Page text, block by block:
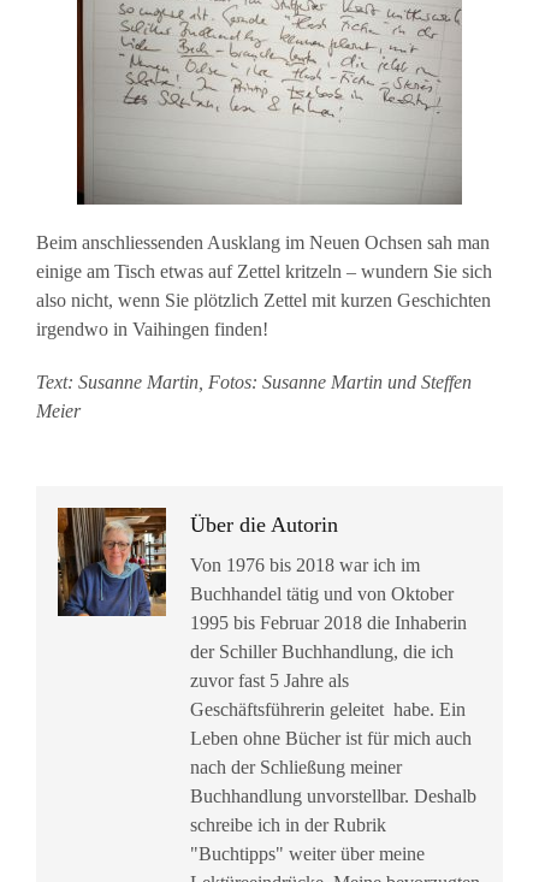
Beim anschliessenden Ausklang im Neuen Ochsen sah man
einige am Tisch etwas auf Zettel kritzeln – wundern Sie sich
also nicht, wenn Sie plötzlich Zettel mit kurzen Geschichten
irgendwo in Vaihingen finden!
Text: Susanne Martin, Fotos: Susanne Martin und Steffen
Meier
Über die Autorin
Von 1976 bis 2018 war ich im
Buchhandel tätig und von Oktober
1995 bis Februar 2018 die Inhaberin
der Schiller Buchhandlung, die ich
zuvor fast 5 Jahre als
Geschäftsführerin geleitet habe. Ein
Leben ohne Bücher ist für mich auch
nach der Schließung meiner
Buchhandlung unvorstellbar. Deshalb
schreibe ich in der Rubrik
"Buchtipps" weiter über meine